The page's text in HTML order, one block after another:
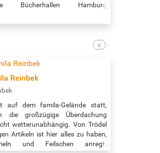
Bücherhallen Hamburg
an. Alle Gruppen in der
library:
in allen Bücherhallen nach
Reinbek
auf dem famila-Gelände statt,
die großzügige Überdachung
wetterunabhängig. Von Trödel
Artikeln ist hier alles zu haben,
und Feilschen anregt.